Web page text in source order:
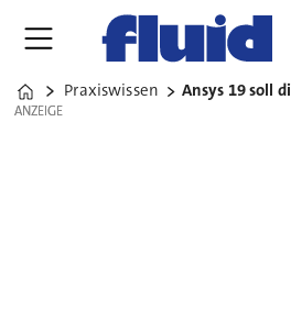
Home
Praxiswissen
ANZEIGE
ANZEIGE